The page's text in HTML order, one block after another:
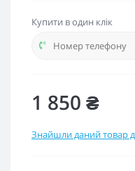
Купити в один клік
1 850 ₴
Знайшли даний товар